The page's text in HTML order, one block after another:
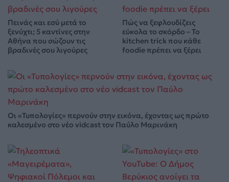
Πεινάς και εσύ μετά το
ξενύχτι; 5 καντίνες στην
Αθήνα που σώζουν τις
βραδινές σου λιγούρες
Πώς να ξεφλουδίζεις
εύκολα το σκόρδο – Το
kitchen trick που κάθε
foodie πρέπει να ξέρει
Οι «Τυπολογίες» περνούν στην εικόνα, έχοντας ως πρώτο
καλεσμένο στο νέο vidcast τον Παύλο Μαρινάκη